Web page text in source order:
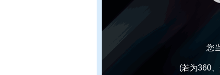
您
(若为360